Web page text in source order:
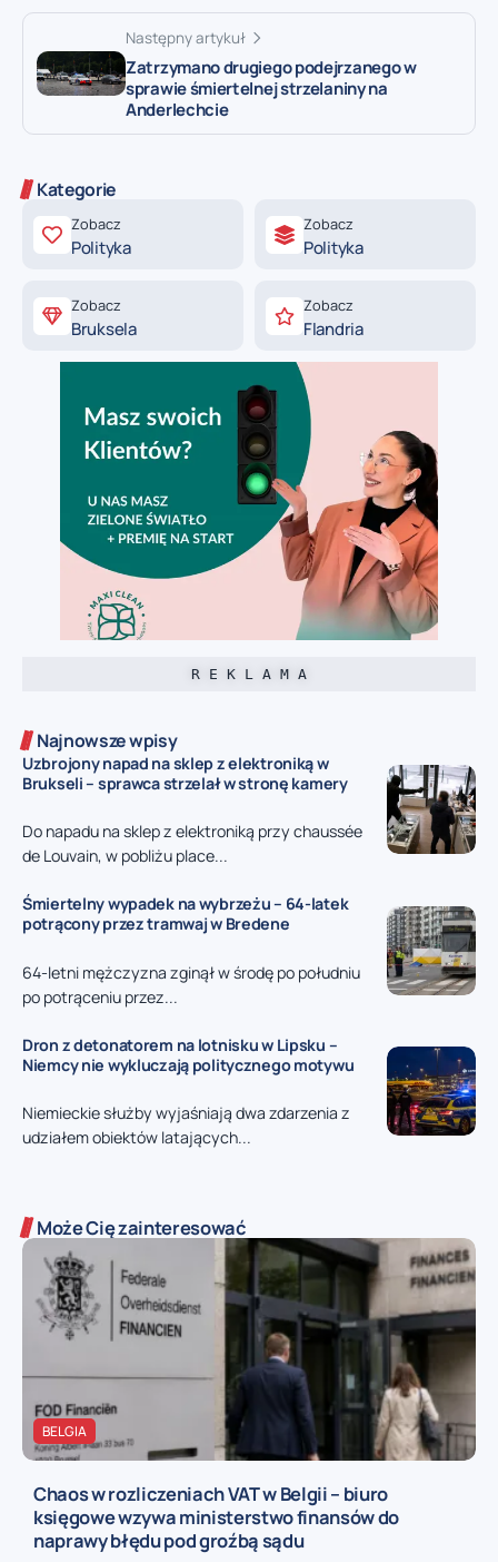
Następny artykuł
Zatrzymano drugiego podejrzanego w
sprawie śmiertelnej strzelaniny na
Anderlechcie
Kategorie
Zobacz
Polityka
Zobacz
Polityka
Zobacz
Bruksela
Zobacz
Flandria
R E K L A M A
Najnowsze wpisy
Uzbrojony napad na sklep z elektroniką w
Brukseli – sprawca strzelał w stronę kamery
Do napadu na sklep z elektroniką przy chaussée
de Louvain, w pobliżu place...
Śmiertelny wypadek na wybrzeżu – 64-latek
potrącony przez tramwaj w Bredene
64-letni mężczyzna zginął w środę po południu
po potrąceniu przez...
Dron z detonatorem na lotnisku w Lipsku –
Niemcy nie wykluczają politycznego motywu
Niemieckie służby wyjaśniają dwa zdarzenia z
udziałem obiektów latających...
Może Cię zainteresować
BELGIA
Chaos w rozliczeniach VAT w Belgii – biuro
księgowe wzywa ministerstwo finansów do
naprawy błędu pod groźbą sądu